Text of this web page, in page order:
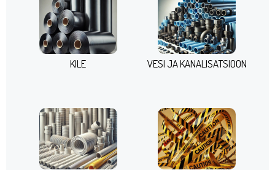
KILE VESI JA KANALISATSIOON